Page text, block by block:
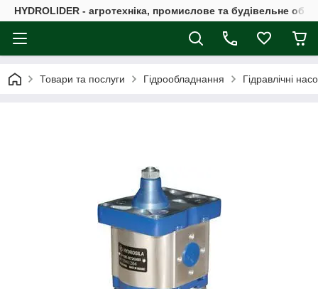
HYDROLIDER - агротехніка, промислове та будівельне
Товари та послуги Гідрообладнання Гідравлічні